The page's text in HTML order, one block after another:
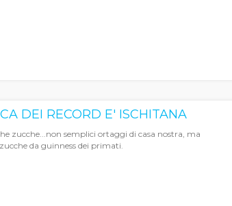
DEI RECORD E' ISCHITANA
zucche...non semplici ortaggi di casa nostra, ma
da guinness dei primati.